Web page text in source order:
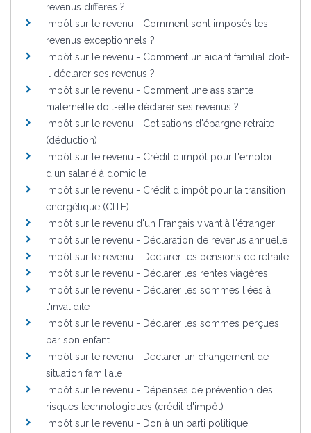
revenus différés ?
Impôt sur le revenu - Comment sont imposés les
revenus exceptionnels ?
Impôt sur le revenu - Comment un aidant familial doit-
il déclarer ses revenus ?
Impôt sur le revenu - Comment une assistante
maternelle doit-elle déclarer ses revenus ?
Impôt sur le revenu - Cotisations d'épargne retraite
(déduction)
Impôt sur le revenu - Crédit d'impôt pour l'emploi
d'un salarié à domicile
Impôt sur le revenu - Crédit d'impôt pour la transition
énergétique (CITE)
Impôt sur le revenu d'un Français vivant à l'étranger
Impôt sur le revenu - Déclaration de revenus annuelle
Impôt sur le revenu - Déclarer les pensions de retraite
Impôt sur le revenu - Déclarer les rentes viagères
Impôt sur le revenu - Déclarer les sommes liées à
l'invalidité
Impôt sur le revenu - Déclarer les sommes perçues
par son enfant
Impôt sur le revenu - Déclarer un changement de
situation familiale
Impôt sur le revenu - Dépenses de prévention des
risques technologiques (crédit d'impôt)
Impôt sur le revenu - Don à un parti politique